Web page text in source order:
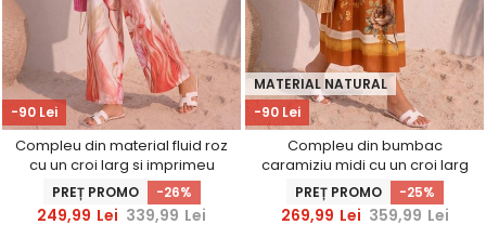
-90 Lei
Compleu din material fluid roz
cu un croi larg si imprimeu
floral
PREȚ PROMO -26%
249,99 Lei 339,99 Lei
-90 Lei
MATERIAL NATURAL
Compleu din bumbac
caramiziu midi cu un croi larg
si imprimeu floral
PREȚ PROMO -25%
269,99 Lei 359,99 Lei